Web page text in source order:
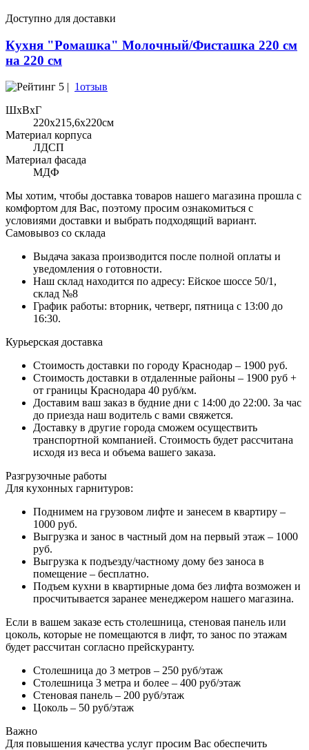
Доступно для доставки
Кухня "Ромашка" Молочный/Фисташка 220 см
на 220 см
5 | 1отзыв
ШхВхГ
220x215,6х220см
Материал корпуса
ЛДСП
Материал фасада
МДФ
Мы хотим, чтобы доставка товаров нашего магазина прошла с
комфортом для Вас, поэтому просим ознакомиться с
условиями доставки и выбрать подходящий вариант.
Самовывоз со склада
Выдача заказа производится после полной оплаты и
уведомления о готовности.
Наш склад находится по адресу: Ейское шоссе 50/1,
склад №8
График работы: вторник, четверг, пятница с 13:00 до
16:30.
Курьерская доставка
Стоимость доставки по городу Краснодар – 1900 руб.
Стоимость доставки в отдаленные районы – 1900 руб +
от границы Краснодара 40 руб/км.
Доставим ваш заказ в будние дни с 14:00 до 22:00. За час
до приезда наш водитель с вами свяжется.
Доставку в другие города сможем осуществить
транспортной компанией. Стоимость будет рассчитана
исходя из веса и объема вашего заказа.
Разгрузочные работы
Для кухонных гарнитуров:
Поднимем на грузовом лифте и занесем в квартиру –
1000 руб.
Выгрузка и занос в частный дом на первый этаж – 1000
руб.
Выгрузка к подъезду/частному дому без заноса в
помещение – бесплатно.
Подъем кухни в квартирные дома без лифта возможен и
просчитывается заранее менеджером нашего магазина.
Если в вашем заказе есть столешница, стеновая панель или
цоколь, которые не помещаются в лифт, то занос по этажам
будет рассчитан согласно прейскуранту.
Столешница до 3 метров – 250 руб/этаж
Столешница 3 метра и более – 400 руб/этаж
Стеновая панель – 200 руб/этаж
Цоколь – 50 руб/этаж
Важно
Для повышения качества услуг просим Вас обеспечить